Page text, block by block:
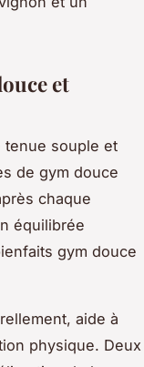
et
tenue souple et
de gym douce
chaque
équilibrée
gym douce
aide à
physique. Deux